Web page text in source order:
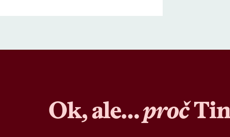
Ok, ale…proč